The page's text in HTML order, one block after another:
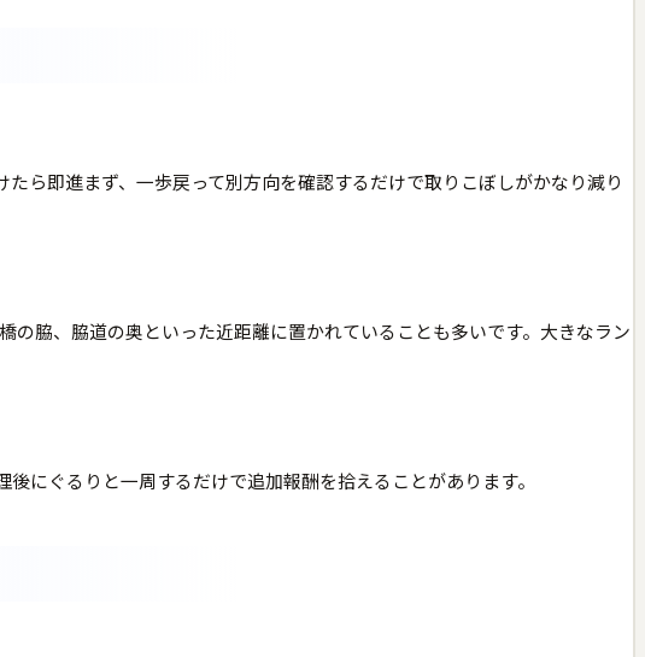
ら即進まず、一歩戻って別方向を確認するだけで取りこぼしがかなり減り
脇、脇道の奥といった近距離に置かれていることも多いです。大きなラン
にぐるりと一周するだけで追加報酬を拾えることがあります。